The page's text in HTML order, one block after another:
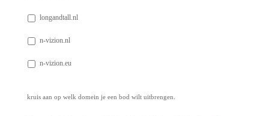
longandtall.nl
n-vizion.nl
n-vizion.eu
kruis aan op welk domein je een bod wilt uitbrengen.